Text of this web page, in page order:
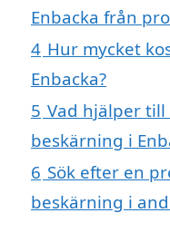
Enbacka från
4 Hur mycket
Enbacka?
5 Vad hjälper
beskärning i
6 Sök efter en
beskärning i